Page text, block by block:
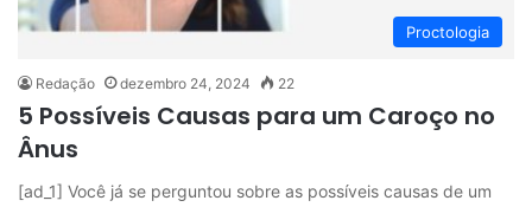
Proctologia
Redação dezembro 24, 2024 22
5 Possíveis Causas para um Caroço no
Ânus
[ad_1] Você já se perguntou sobre as possíveis causas de um